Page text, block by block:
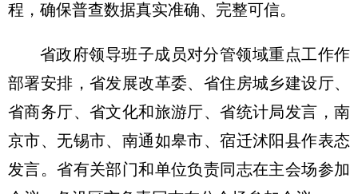
程，确保普查数据真实准确、完整可信。
省政府领导班子成员对分管领域重点工作作
部署安排，省发展改革委、省住房城乡建设厅、
省商务厅、省文化和旅游厅、省统计局发言，南
京市、无锡市、南通如皋市、宿迁沭阳县作表态
发言。省有关部门和单位负责同志在主会场参加